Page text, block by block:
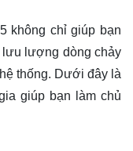
không chỉ giúp bạn
lưu lượng dòng chảy
thống. Dưới đây là
giúp bạn làm chủ